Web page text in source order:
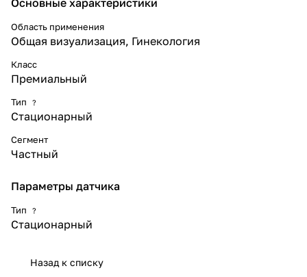
техническим возможностям,
Voluson E10 не имеет прямых
аналогов на рынке.
Основные характеристики
Область применения
Общая визуализация, Гинекология
Класс
Премиальный
Тип ?
Стационарный
Сегмент
Частный
Параметры датчика
Тип ?
Стационарный
Назад к списку